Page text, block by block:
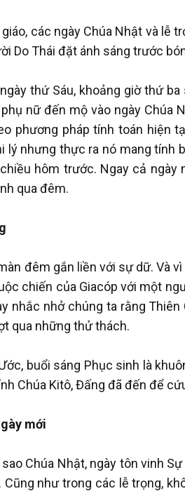
các ngày Chúa Nhật và lễ
Do Thái đặt ánh sáng trước
thứ Sáu, khoảng giờ thứ
nữ đến mộ vào ngày Chúa
phương pháp tính toán hiện
lý nhưng thực ra nó mang tính
hôm trước. Ngay cả ngày
qua đêm.
đêm gắn liền với sự dữ. Và
chiến của Giacóp với một
nhắc nhở chúng ta rằng
qua những thử thách.
buổi sáng Phục sinh là
Chúa Kitô, Đấng đã đến để
mới
Chúa Nhật, ngày tôn vinh
như trong các lễ trọng,